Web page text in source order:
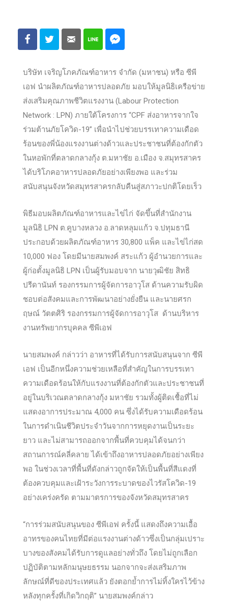
บริษัท เจริญโภคภัณฑ์อาหาร จำกัด (มหาชน) หรือ ซีพี
เอฟ นำผลิตภัณฑ์อาหารปลอดภัย มอบให้มูลนิธิเครือข่าย
ส่งเสริมคุณภาพชีวิตแรงงาน (Labour Protection
Network : LPN) ภายใต้โครงการ “CPF ส่งอาหารจากใจ
ร่วมต้านภัยโควิด-19” เพื่อนำไปช่วยบรรเทาความเดือด
ร้อนของพี่น้องแรงงานต่างด้าวและประชาชนที่ต้องกักตัว
ในหอพักที่ตลาดกลางกุ้ง ต.มหาชัย อ.เมือง จ.สมุทรสาคร
ได้บริโภคอาหารปลอดภัยอย่างเพียงพอ และร่วม
สนับสนุนจังหวัดสมุทรสาครกลับคืนสู่สภาวะปกติโดยเร็ว
พิธีมอบผลิตภัณฑ์อาหารและไข่ไก่ จัดขึ้นที่สำนักงาน
มูลนิธิ LPN ต.คูบางหลวง อ.ลาดหลุมแก้ว จ.ปทุมธานี
ประกอบด้วยผลิตภัณฑ์อาหาร 30,800 แพ็ค และไข่ไก่สด
10,000 ฟอง โดยมีนายสมพงค์ สระแก้ว ผู้อำนวยการและ
ผู้ก่อตั้งมูลนิธิ LPN เป็นผู้รับมอบจาก นายวุฒิชัย สิทธิ
ปรีดานันท์ รองกรรมการผู้จัดการอาวุโส ด้านความรับผิด
ชอบต่อสังคมและการพัฒนาอย่างยั่งยืน และนายศรก
ฤษณ์ วัตตศิริ รองกรรมการผู้จัดการอาวุโส ด้านบริหาร
งานทรัพยากรบุคคล ซีพีเอฟ
นายสมพงค์ กล่าวว่า อาหารที่ได้รับการสนับสนุนจาก ซีพี
เอฟ เป็นอีกหนึ่งความช่วยเหลือที่สำคัญในการบรรเทา
ความเดือดร้อนให้กับแรงงานที่ต้องกักตัวและประชาชนที่
อยู่ในบริเวณตลาดกลางกุ้ง มหาชัย รวมทั้งผู้ติดเชื้อที่ไม่
แสดงอาการประมาณ 4,000 คน ซึ่งได้รับความเดือดร้อน
ในการดำเนินชีวิตประจำวันจากการหยุดงานเป็นระยะ
ยาว และไม่สามารถออกจากพื้นที่ควบคุมได้จนกว่า
สถานการณ์คลี่คลาย ได้เข้าถึงอาหารปลอดภัยอย่างเพียง
พอ ในช่วงเวลาที่พื้นที่ดังกล่าวถูกจัดให้เป็นพื้นที่สีแดงที่
ต้องควบคุมและเฝ้าระวังการระบาดของไวรัสโควิด-19
อย่างเคร่งครัด ตามมาตรการของจังหวัดสมุทรสาคร
“การร่วมสนับสนุนของ ซีพีเอฟ ครั้งนี้ แสดงถึงความเอื้อ
อาทรของคนไทยที่มีต่อแรงงานต่างด้าวซึ่งเป็นกลุ่มเปราะ
บางของสังคมได้รับการดูแลอย่างทั่วถึง โดยไม่ถูกเลือก
ปฏิบัติตามหลักมนุษยธรรม นอกจากจะส่งเสริมภาพ
ลักษณ์ที่ดีของประเทศแล้ว ยังตอกย้ำการไม่ทิ้งใครไว้ข้าง
หลังทุกครั้งที่เกิดวิกฤติ” นายสมพงค์กล่าว